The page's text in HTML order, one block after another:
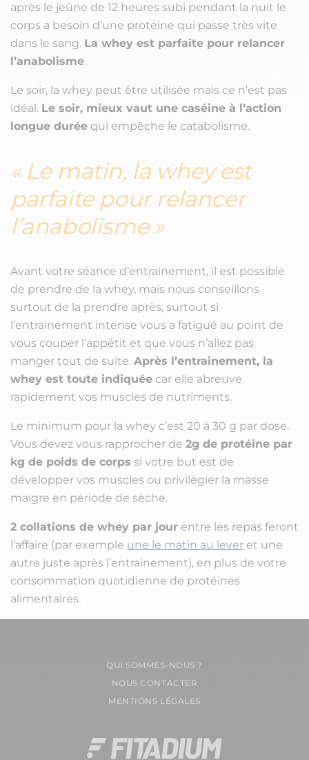
après le jeûne de 12 heures subi pendant la nuit le
corps a besoin d’une protéine qui passe très vite
dans le sang. La whey est parfaite pour relancer
l’anabolisme.
Le soir, la whey peut être utilisée mais ce n’est pas
idéal. Le soir, mieux vaut une caséine à l’action
longue durée qui empêche le catabolisme.
Le matin, la whey est
parfaite pour relancer
l’anabolisme
Avant votre séance d’entrainement, il est possible
de prendre de la whey, mais nous conseillons
surtout de la prendre après, surtout si
l’entrainement intense vous a fatigué au point de
vous couper l’appétit et que vous n’allez pas
manger tout de suite. Après l’entrainement, la
whey est toute indiquée car elle abreuve
rapidement vos muscles de nutriments.
Le minimum pour la whey c’est 20 à 30 g par dose.
Vous devez vous rapprocher de 2g de protéine par
kg de poids de corps si votre but est de
développer vos muscles ou privilégier la masse
maigre en période de sèche.
2 collations de whey par jour entre les repas feront
l’affaire (par exemple une le matin au lever et une
autre juste après l’entrainement), en plus de votre
consommation quotidienne de protéines
alimentaires.
QUI SOMMES-NOUS ?
NOUS CONTACTER
MENTIONS LÉGALES